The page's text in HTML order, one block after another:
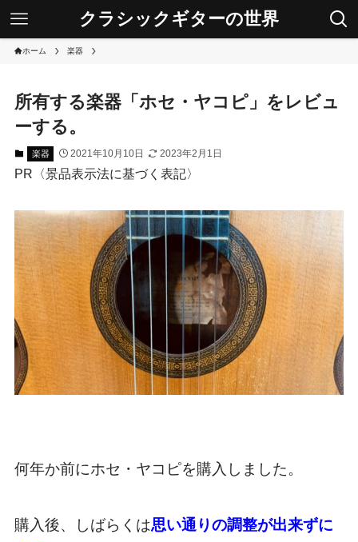
クラシックギターの世界
ホーム 楽器
所有する楽器「ホセ・ヤコピ」をレビュ
ーする。
楽器 2021年10月10日 2023年2月1日
PR〈景品表示法に基づく表記〉
何年か前にホセ・ヤコピを購入しました。
購入後、しばらくは思い通りの調整が出来ずに